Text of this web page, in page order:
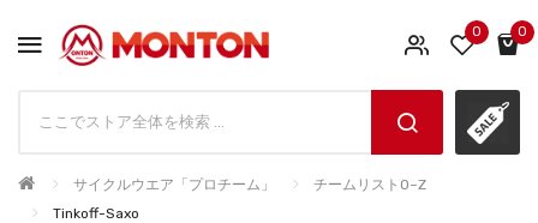
0 0
サイクルウエア「プロチーム」
チームリストO~Z
Tinkoff-Saxo